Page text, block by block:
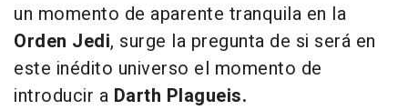
un momento de aparente tranquila en la
Orden Jedi, surge la pregunta de si será en
este inédito universo el momento de
introducir a Darth Plagueis.